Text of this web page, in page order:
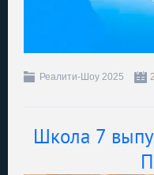
Реалити-Шоу 2025
Школа 7